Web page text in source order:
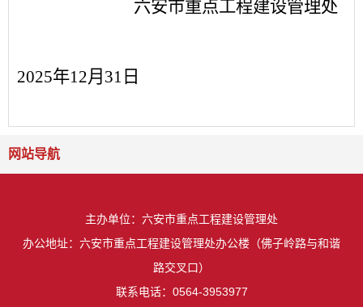
六安市重点工程建设管理处
2025年12月31日
网站导航
主办单位：六安市重点工程建设管理处
办公地址：六安市重点工程建设管理处办公楼（佛子岭路与和谐
路交叉口）
联系电话：0564-3953977